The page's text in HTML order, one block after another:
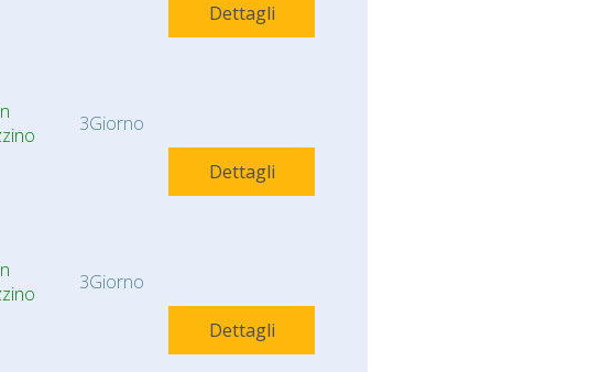
Dettagli
3Giorno
Dettagli
3Giorno
Dettagli